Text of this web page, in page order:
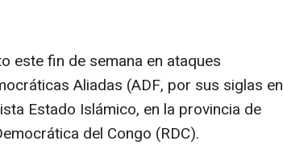
este fin de semana en ataques
Aliadas (ADF, por sus siglas en
Estado Islámico, en la provincia de
del Congo (RDC).